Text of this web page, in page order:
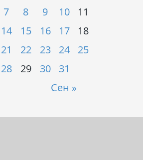
Сен »
7 8 9 10
11
14 15 16 17
18
21 22 23 24
25
28 29 30 31